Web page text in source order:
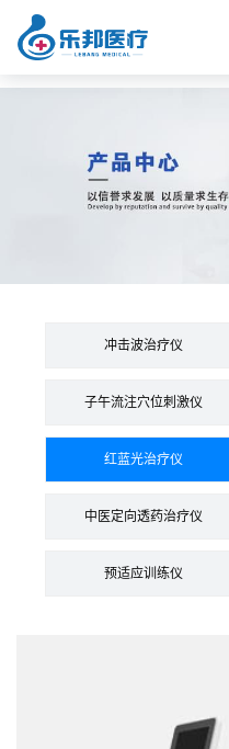
冲击波治疗仪
子午流注穴位刺激仪
红蓝光治疗仪
中医定向透药治疗仪
预适应训练仪